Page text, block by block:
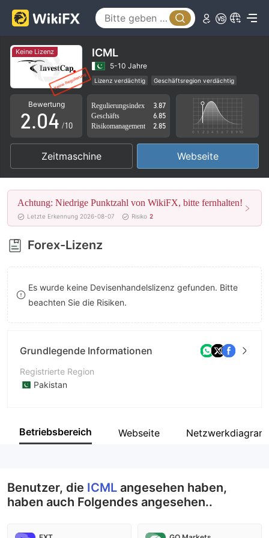
Keine Lizenz ICML
5-10 Jahre
Lizenz verdächtig
Geschäftsregion verdächtig
Hohes potenzielles Risiko
Bewertung
0
1
2
3
4
5
6
7
8
9
.0
1
2
3
4
5
6
7
8
0
1
2
3
4
5
6
7
8
9
/10
Regulierungsindex
3.87
Geschäfts
6.85
Risikomanagement
2.85
Zeitmaschine Webseite
Achtung: Niedrige Punktzahl von WikiFX, bitte fernhalten!
Letzte Erkennung 2026-08-07 Risiko 2
Forex-Lizenz
Es wurde keine Devisenhandelslizenz gefunden. Bitte
beachten Sie die Risiken.
Grundlegende Informationen
Registrierte Region
Pakistan
Unternehmen
Betriebsbereich Webseite
Benutzer, die ICML angesehen haben,
haben auch Folgendes angesehen..